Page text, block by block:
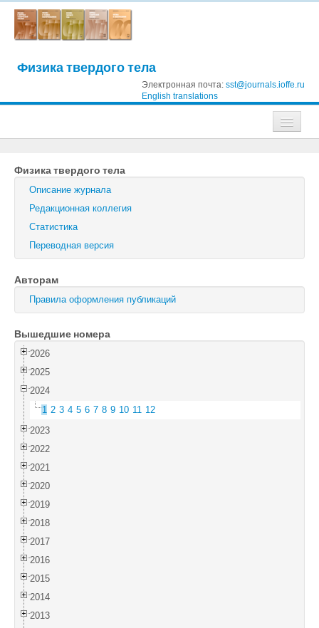
Физика твердого тела
Электронная почта: sst@journals.ioffe.ru
English translations
Журнал технической физики
Письма в Журнал технической физики
Физика твердого тела
Физика и техника полупроводников
Оптика и спектроскопия
Поиск
Войти
Физика твердого тела
Описание журнала
Редакционная коллегия
Статистика
Переводная версия
Авторам
Правила оформления публикаций
Вышедшие номера
2026
2025
2024
1 2 3 4 5 6 7 8 9 10 11 12
2023
2022
2021
2020
2019
2018
2017
2016
2015
2014
2013